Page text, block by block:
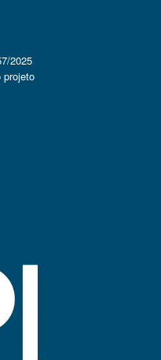
2025
projeto